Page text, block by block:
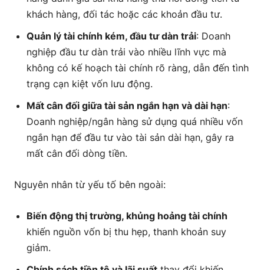
khách hàng, đối tác hoặc các khoản đầu tư.
Quản lý tài chính kém, đầu tư dàn trải: Doanh
nghiệp đầu tư dàn trải vào nhiều lĩnh vực mà
không có kế hoạch tài chính rõ ràng, dẫn đến tình
trạng cạn kiệt vốn lưu động.
Mất cân đối giữa tài sản ngắn hạn và dài hạn:
Doanh nghiệp/ngân hàng sử dụng quá nhiều vốn
ngắn hạn để đầu tư vào tài sản dài hạn, gây ra
mất cân đối dòng tiền.
Nguyên nhân từ yếu tố bên ngoài:
Biến động thị trường, khủng hoảng tài chính
khiến nguồn vốn bị thu hẹp, thanh khoản suy
giảm.